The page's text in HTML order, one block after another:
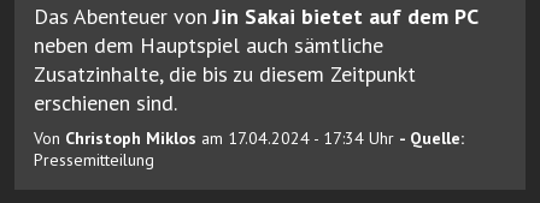
Das Abenteuer vonJin Sakai bietet auf dem PC
neben dem Hauptspiel auch sämtliche
Zusatzinhalte, die bis zu diesem Zeitpunkt
erschienen sind.
Von Christoph Miklos am 17.04.2024 - 17:34 Uhr - Quelle:
Pressemitteilung